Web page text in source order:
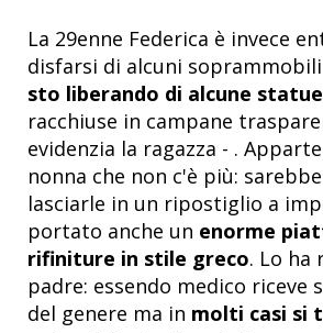
La 29enne Federica è invece
disfarsi di alcuni
sto liberando di alcune
racchiuse in campane
evidenzia la ragazza - .
nonna che non c'è più:
lasciarle in un ripostiglio a
portato anche un enorme
rifiniture in stile greco. Lo ha
padre: essendo medico riceve
del genere ma in molti casi si